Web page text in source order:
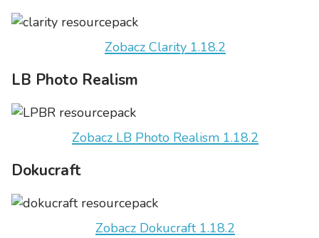
Zobacz Clarity 1.18.2
LB Photo Realism
Zobacz LB Photo Realism 1.18.2
Dokucraft
Zobacz Dokucraft 1.18.2